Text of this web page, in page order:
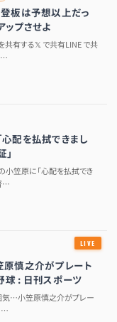
板は予想以上だっ
プさせよ
有する𝕏 で共有LINE で共
…
配を払拭できまし
小笠原に「心配を払拭でき
…
原慎之介がプレート
球 : 日刊スポーツ
気…小笠原慎之介がプレー
…